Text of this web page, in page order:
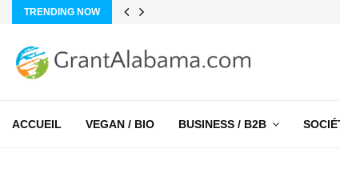
TRENDING NOW
ACCUEIL VEGAN / BIO BUSINESS / B2B